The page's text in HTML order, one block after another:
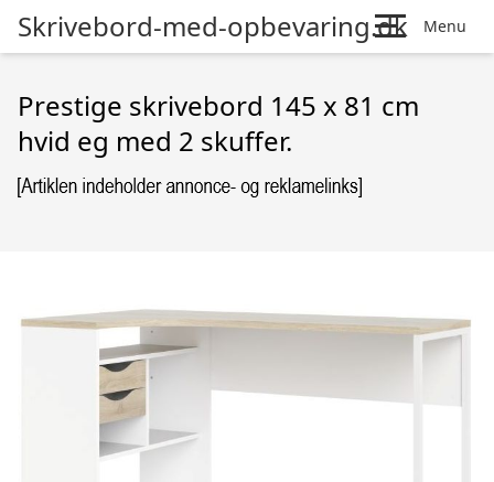
Skrivebord-med-opbevaring.dk Menu
Prestige skrivebord 145 x 81 cm
hvid eg med 2 skuffer.